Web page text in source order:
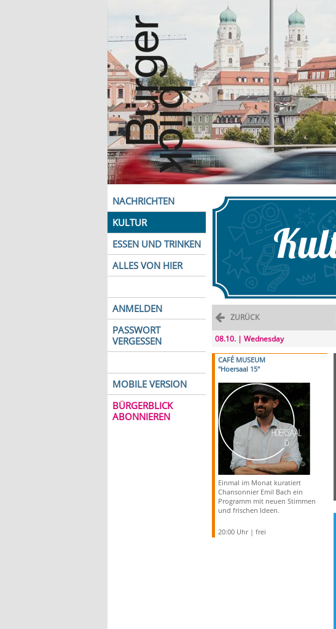
NACHRICHTEN
KULTUR
ESSEN UND TRINKEN
ALLES VON HIER
ANMELDEN
PASSWORT
VERGESSEN
MOBILE VERSION
BÜRGERBLICK
ABONNIEREN
ZURÜCK
08.10. | Wednesday
CAFÉ MUSEUM
"Hoersaal 15"
Einmal im Monat kuratiert
Chansonnier Emil Bach ein
Programm mit neuen Stimmen
und frischen Ideen.
20:00 Uhr | frei